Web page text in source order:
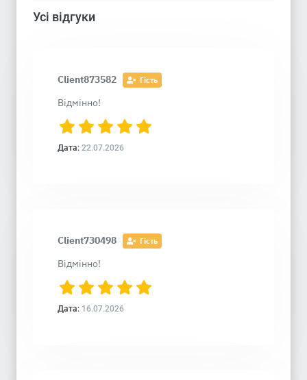
Усі відгуки
Client873582 Гість
Відмінно!
Дата: 22.07.2026
Client730498 Гість
Відмінно!
Дата: 16.07.2026